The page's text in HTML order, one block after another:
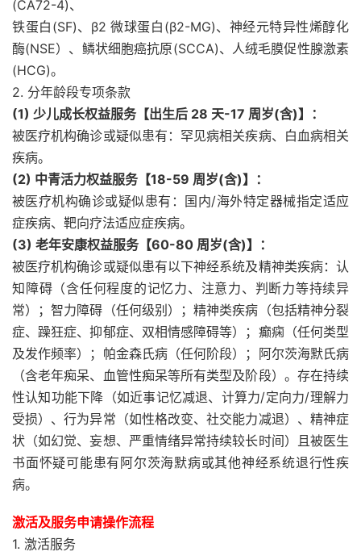
(CA72-4)、
铁蛋白(SF)、β2 微球蛋白(β2-MG)、神经元特异性烯醇化
酶(NSE）、鳞状细胞癌抗原(SCCA)、人绒毛膜促性腺激素
(HCG)。
2. 分年龄段专项条款
(1) 少儿成长权益服务【出生后 28 天-17 周岁(含)】：
被医疗机构确诊或疑似患有：罕见病相关疾病、白血病相关
疾病。
(2) 中青活力权益服务【18-59 周岁(含)】：
被医疗机构确诊或疑似患有：国内/海外特定器械指定适应
症疾病、靶向疗法适应症疾病。
(3) 老年安康权益服务【60-80 周岁(含)】：
被医疗机构确诊或疑似患有以下神经系统及精神类疾病：认
知障碍（含任何程度的记忆力、注意力、判断力等持续异
常）；智力障碍（任何级别）；精神类疾病（包括精神分裂
症、躁狂症、抑郁症、双相情感障碍等）；癫痫（任何类型
及发作频率）；帕金森氏病（任何阶段）；阿尔茨海默氏病
（含老年痴呆、血管性痴呆等所有类型及阶段）。存在持续
性认知功能下降（如近事记忆减退、计算力/定向力/理解力
受损）、行为异常（如性格改变、社交能力减退）、精神症
状（如幻觉、妄想、严重情绪异常持续较长时间）且被医生
书面怀疑可能患有阿尔茨海默病或其他神经系统退行性疾
病。
激活及服务申请操作流程
1. 激活服务